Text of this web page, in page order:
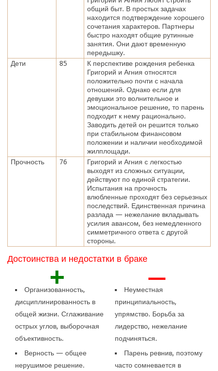
общий быт. В простых задачах
находится подтверждение хорошего
сочетания характеров. Партнеры
быстро находят общие рутинные
занятия. Они дают временную
передышку.
Дети
85
К перспективе рождения ребенка
Григорий и Агния относятся
положительно почти с начала
отношений. Однако если для
девушки это волнительное и
эмоциональное решение, то парень
подходит к нему рационально.
Заводить детей он решится только
при стабильном финансовом
положении и наличии необходимой
жилплощади.
Прочность
76
Григорий и Агния с легкостью
выходят из сложных ситуации,
действуют по единой стратегии.
Испытания на прочность
влюбленные проходят без серьезных
последствий. Единственная причина
разлада — нежелание вкладывать
усилия авансом, без немедленного
симметричного ответа с другой
стороны.
Достоинства и недостатки в браке
+
Организованность,
дисциплинированность в
общей жизни. Сглаживание
острых углов, выборочная
объективность.
Верность — общее
нерушимое решение.
—
Неуместная
принципиальность,
упрямство. Борьба за
лидерство, нежелание
подчиняться.
Парень ревнив, поэтому
часто сомневается в